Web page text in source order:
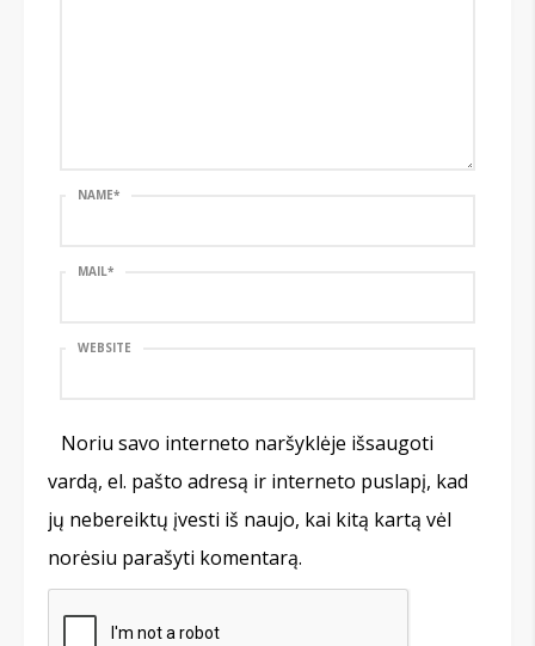
NAME*
MAIL*
WEBSITE
Noriu savo interneto naršyklėje išsaugoti
vardą, el. pašto adresą ir interneto puslapį, kad
jų nebereiktų įvesti iš naujo, kai kitą kartą vėl
norėsiu parašyti komentarą.